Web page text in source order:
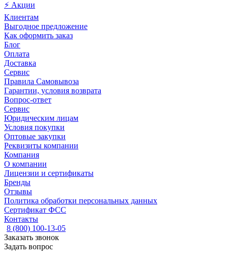
⚡ Акции
Клиентам
Выгодное предложение
Как оформить заказ
Блог
Оплата
Доставка
Сервис
Правила Самовывоза
Гарантии, условия возврата
Вопрос-ответ
Сервис
Юридическим лицам
Условия покупки
Оптовые закупки
Реквизиты компании
Компания
О компании
Лицензии и сертификаты
Бренды
Отзывы
Политика обработки персональных данных
Сертификат ФСС
Контакты
8 (800) 100-13-05
Заказать звонок
Задать вопрос